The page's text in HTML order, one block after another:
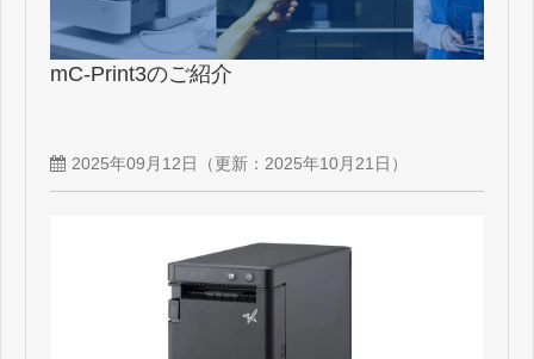
mC-Print3のご紹介
2025年09月12日 （更新： 2025年10月21日 ）